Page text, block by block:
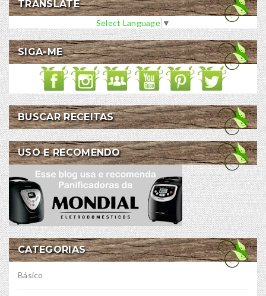
TRANSLATE
Select Language ▼
SIGA-ME
BUSCAR RECEITAS
USO E RECOMENDO
CATEGORIAS
Básico